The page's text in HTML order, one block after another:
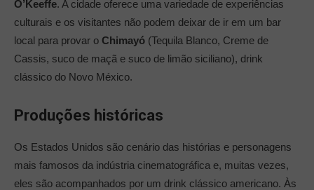
O’Keeffe. A cidade oferece uma variedade de experiências
culturais e os visitantes não podem deixar de ir em um bar
local para provar o Chimayó (Tequila Blanco, Creme de
Cassis, suco de maçã e suco de limão siciliano), drink
clássico do Novo México.
Produções históricas
Os Estados Unidos são cenário das histórias e personagens
mais famosos da indústria cinematográfica e, muitas vezes,
eles são acompanhados por um drink clássico americano. Às